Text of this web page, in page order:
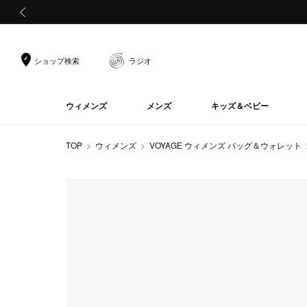
ショップ検索 ラジオ
ウィメンズ メンズ キッズ＆ベビー
TOP ウィメンズ VOYAGE ウィメンズ バッグ＆ウォレット